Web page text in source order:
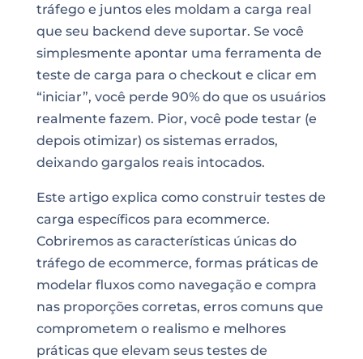
tráfego e juntos eles moldam a carga real
que seu backend deve suportar. Se você
simplesmente apontar uma ferramenta de
teste de carga para o checkout e clicar em
“iniciar”, você perde 90% do que os usuários
realmente fazem. Pior, você pode testar (e
depois otimizar) os sistemas errados,
deixando gargalos reais intocados.
Este artigo explica como construir testes de
carga específicos para ecommerce.
Cobriremos as características únicas do
tráfego de ecommerce, formas práticas de
modelar fluxos como navegação e compra
nas proporções corretas, erros comuns que
comprometem o realismo e melhores
práticas que elevam seus testes de